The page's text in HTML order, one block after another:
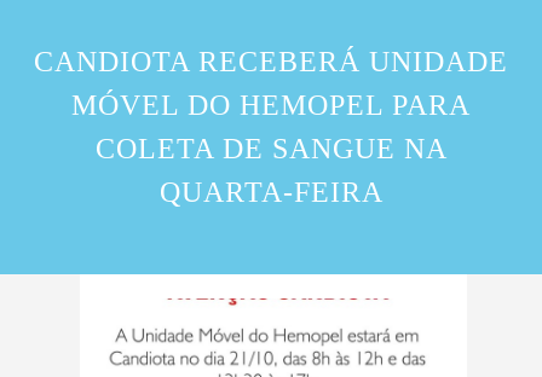
CANDIOTA RECEBERÁ UNIDADE
MÓVEL DO HEMOPEL PARA
COLETA DE SANGUE NA
QUARTA-FEIRA